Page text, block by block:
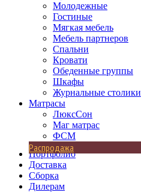
Молодежные
Гостиные
Мягкая мебель
Мебель партнеров
Спальни
Кровати
Обеденные группы
Шкафы
Журнальные столики
Матрасы
ЛюксСон
Маг матрас
ФСМ
Распродажа
Портфолио
Доставка
Сборка
Дилерам